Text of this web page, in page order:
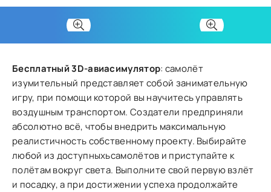
Бесплатный 3D-авиасимулятор: самолёт
изумительный представляет собой занимательную
игру, при помощи которой вы научитесь управлять
воздушным транспортом. Создатели предприняли
абсолютно всё, чтобы внедрить максимальную
реалистичность собственному проекту. Выбирайте
любой из доступныхьсамолётов и приступайте к
полётам вокруг света. Выполните свой первую взлёт
и посадку, а при достижении успеха продолжайте